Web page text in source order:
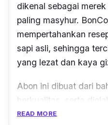
dikenal sebagai
paling masyhur.
mempertahankan
sapi asli, sehingga
yang lezat dan kaya
Abon ini dibuat dari
berkualitas, serta
minyak, bahan
READ MORE